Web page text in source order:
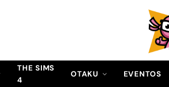
THE SIMS
4
OTAKU EVENTOS